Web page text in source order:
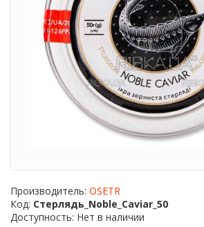
Производитель: OSETR
Код: Стерлядь_Noble_Caviar_50
Доступность: Нет в наличии